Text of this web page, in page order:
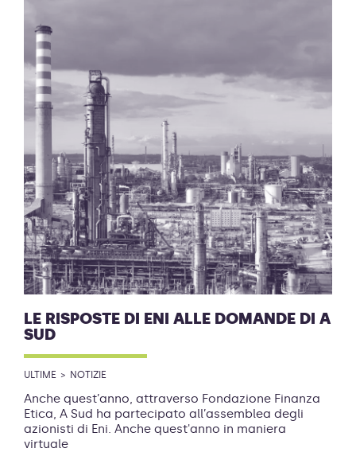
LE RISPOSTE DI ENI ALLE DOMANDE DI A
SUD
ULTIME NOTIZIE
Anche quest’anno, attraverso Fondazione Finanza
Etica, A Sud ha partecipato all’assemblea degli
azionisti di Eni. Anche quest'anno in maniera
virtuale